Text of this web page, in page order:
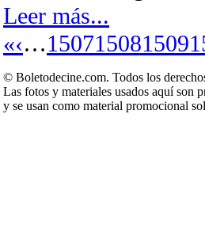
Leer más...
«‹…150715081509
© Boletodecine.com. Todos los
Las fotos y materiales usados aquí son
y se usan como material promocional